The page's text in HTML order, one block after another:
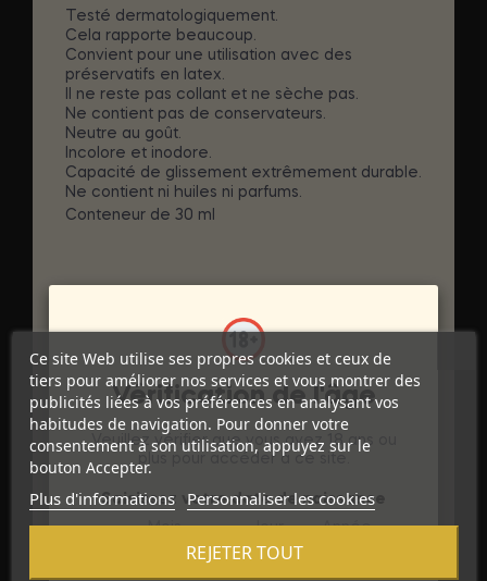
Testé dermatologiquement.
Cela rapporte beaucoup.
Convient pour une utilisation avec des
préservatifs en latex.
Il ne reste pas collant et ne sèche pas.
Ne contient pas de conservateurs.
Neutre au goût.
Incolore et inodore.
Capacité de glissement extrêmement durable.
Ne contient ni huiles ni parfums.
Conteneur de 30 ml
Marque EROS CLASSIC LINE
Référence D-207864
Ce site Web utilise ses propres cookies et ceux de
tiers pour améliorer nos services et vous montrer des
publicités liées à vos préférences en analysant vos
habitudes de navigation. Pour donner votre
consentement à son utilisation, appuyez sur le
bouton Accepter.
Plus d'informations Personnaliser les cookies
REJETER TOUT
Vérification de l'âge
Veuillez vérifier que vous avez 18 ans ou
plus pour accéder à ce site.
Saisissez votre date de naissance
Mois
Jour Année